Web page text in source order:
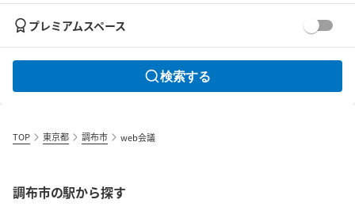
プレミアムスペース
検索する
TOP 東京都 調布市 web会議
調布市の駅から探す